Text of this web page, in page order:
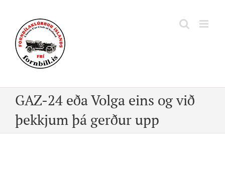
content
GAZ-24 eða Volga eins og við
þekkjum þá gerður upp